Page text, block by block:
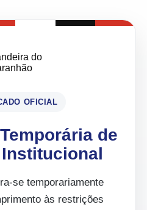
OFICIAL
de
se temporariamente
às restrições